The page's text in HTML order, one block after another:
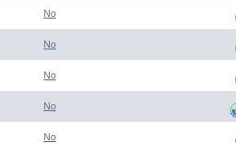
No
No
No
No
No